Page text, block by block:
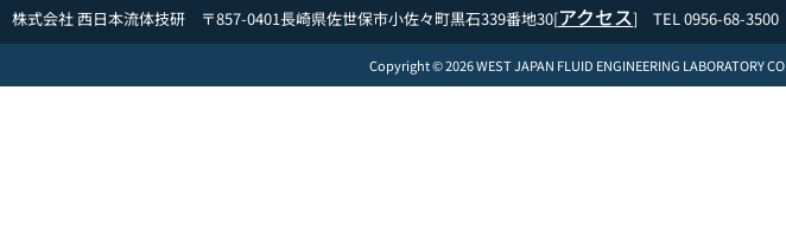
株式会社 西日本流体技研 〒857-0401長崎県佐世保市小佐々町黒石339番地30[アクセス] TEL 0956-68-3500
Copyright © 2026 WEST JAPAN FLUID ENGINEERING LABORATORY